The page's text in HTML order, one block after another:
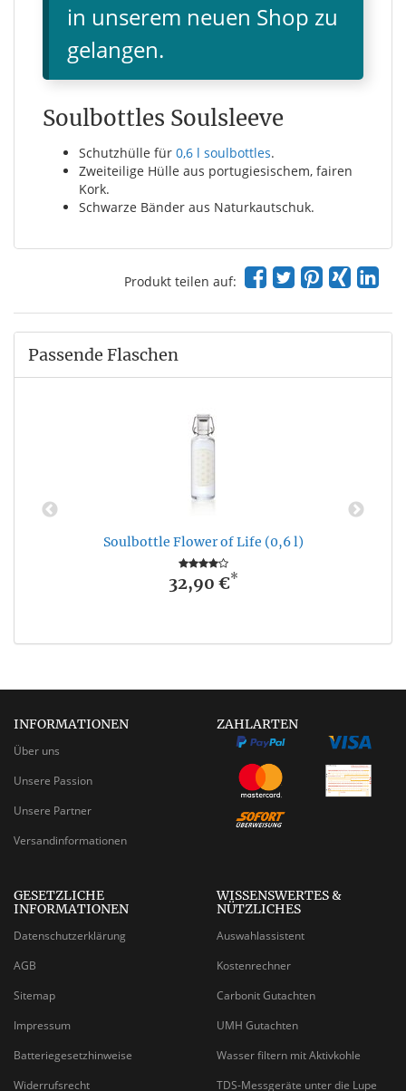
in unserem neuen Shop zu
gelangen.
Soulbottles Soulsleeve
Schutzhülle für 0,6 l soulbottles.
Zweiteilige Hülle aus portugiesischem, fairen
Kork.
Schwarze Bänder aus Naturkautschuk.
Produkt teilen auf:
Passende Flaschen
Soulbottle Flower of Life (0,6 l)
32,90 €*
INFORMATIONEN
Über uns
Unsere Passion
Unsere Partner
Versandinformationen
ZAHLARTEN
GESETZLICHE
INFORMATIONEN
Datenschutzerklärung
AGB
Sitemap
Impressum
Batteriegesetzhinweise
Widerrufsrecht
WISSENSWERTES &
NÜTZLICHES
Auswahlassistent
Kostenrechner
Carbonit Gutachten
UMH Gutachten
Wasser filtern mit Aktivkohle
TDS-Messgeräte unter die Lupe